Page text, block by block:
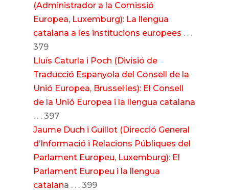
(Administrador a la Comissió
Europea, Luxemburg): La llengua
catalana a les institucions europees . . .
379
Lluís Caturla i Poch (Divisió de
Traducció Espanyola del Consell de la
Unió Europea, Brussel·les): El Consell
de la Unió Europea i la llengua catalana
. . . 397
Jaume Duch i Guillot (Direcció General
d’Informació i Relacions Públiques del
Parlament Europeu, Luxemburg): El
Parlament Europeu i la llengua
catalana . . . 399